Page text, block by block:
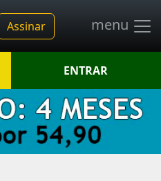
Assinar menu
ENTRAR